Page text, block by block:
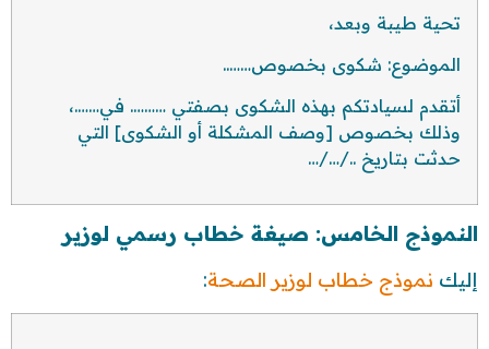
تحية طيبة وبعد،
الموضوع: شكوى بخصوص……..
أتقدم لسيادتكم بهذه الشكوى بصفتي ………. في…….،
وذلك بخصوص [وصف المشكلة أو الشكوى] التي
حدثت بتاريخ ../…/…
النموذج الخامس: صيغة خطاب رسمي لوزير
إليك نموذج خطاب لوزير الصحة: